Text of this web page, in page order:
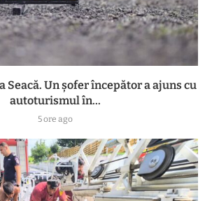
Seacă. Un șofer începător a ajuns cu
autoturismul în...
5 ore ago